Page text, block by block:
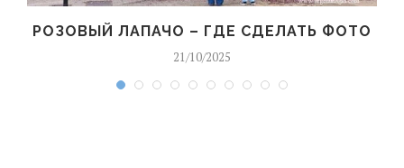
РОЗОВЫЙ ЛАПАЧО – ГДЕ СДЕЛАТЬ ФОТО
21/10/2025